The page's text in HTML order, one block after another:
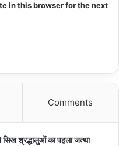
in this browser for the next
Comments
श्रद्धालुओं का पहला जत्था